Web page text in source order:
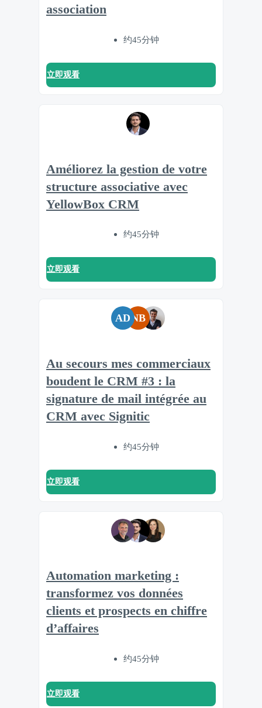
association
约45分钟
立即观看
Améliorez la gestion de votre
structure associative avec
YellowBox CRM
约45分钟
立即观看
AD NB
Au secours mes commerciaux
boudent le CRM #3 : la
signature de mail intégrée au
CRM avec Signitic
约45分钟
立即观看
Automation marketing :
transformez vos données
clients et prospects en chiffre
d’affaires
约45分钟
立即观看